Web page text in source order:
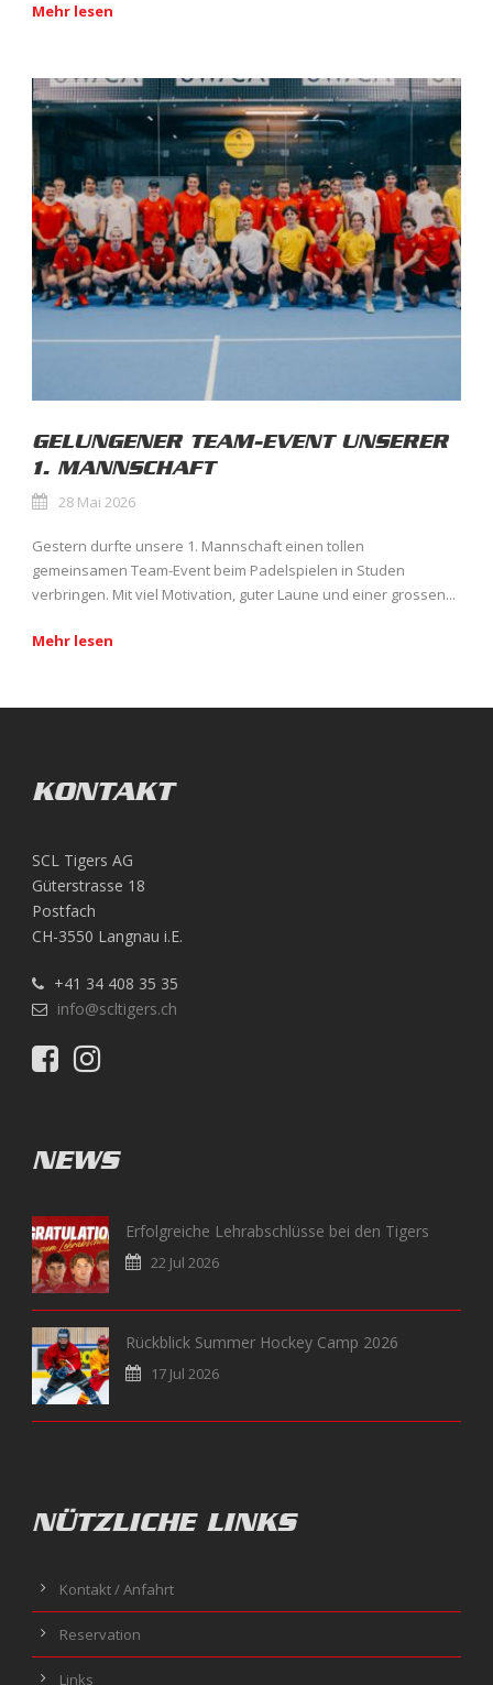
Mehr lesen
GELUNGENER TEAM-EVENT UNSERER
1. MANNSCHAFT
28 Mai 2026
Gestern durfte unsere 1. Mannschaft einen tollen
gemeinsamen Team-Event beim Padelspielen in Studen
verbringen. Mit viel Motivation, guter Laune und einer grossen...
Mehr lesen
KONTAKT
SCL Tigers AG
Güterstrasse 18
Postfach
CH-3550 Langnau i.E.
+41 34 408 35 35
info@scltigers.ch
NEWS
Erfolgreiche Lehrabschlüsse bei den Tigers
22 Jul 2026
Rückblick Summer Hockey Camp 2026
17 Jul 2026
NÜTZLICHE LINKS
Kontakt / Anfahrt
Reservation
Links